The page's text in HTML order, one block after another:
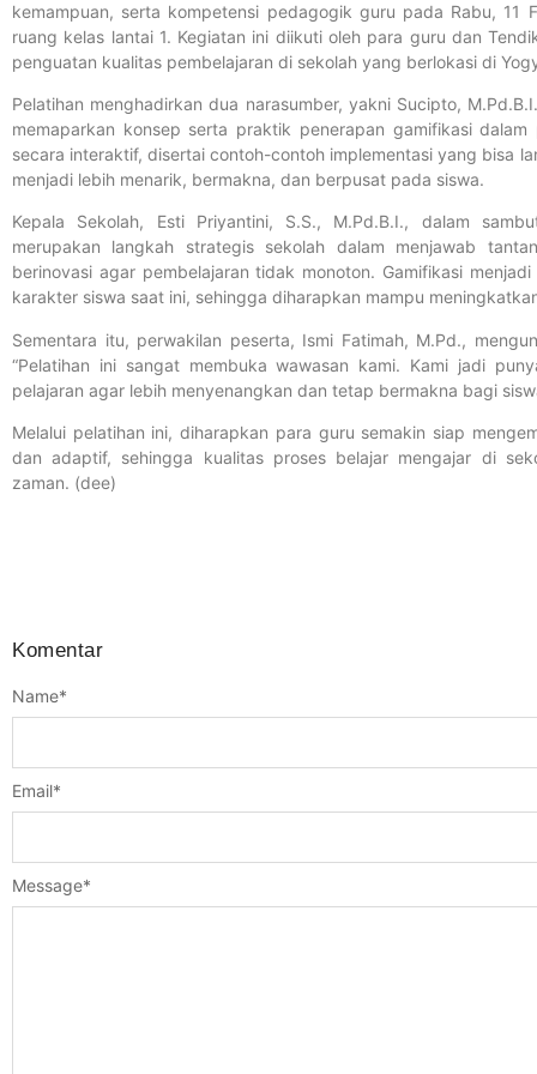
kemampuan, serta kompetensi pedagogik guru pada Rabu,
ruang kelas lantai 1. Kegiatan ini diikuti oleh para guru dan
penguatan kualitas pembelajaran di sekolah yang berlokasi di
Pelatihan menghadirkan dua narasumber, yakni Sucipto,
memaparkan konsep serta praktik penerapan gamifikasi
secara interaktif, disertai contoh-contoh implementasi yang bisa
menjadi lebih menarik, bermakna, dan berpusat pada siswa.
Kepala Sekolah, Esti Priyantini, S.S., M.Pd.B.I., dalam
merupakan langkah strategis sekolah dalam menjawab
berinovasi agar pembelajaran tidak monoton. Gamifikasi
karakter siswa saat ini, sehingga diharapkan mampu
Sementara itu, perwakilan peserta, Ismi Fatimah, M.Pd.,
“Pelatihan ini sangat membuka wawasan kami. Kami jadi
pelajaran agar lebih menyenangkan dan tetap bermakna bagi
Melalui pelatihan ini, diharapkan para guru semakin siap
dan adaptif, sehingga kualitas proses belajar mengajar di
zaman. (dee)
Komentar
Message*
Name*
Email*